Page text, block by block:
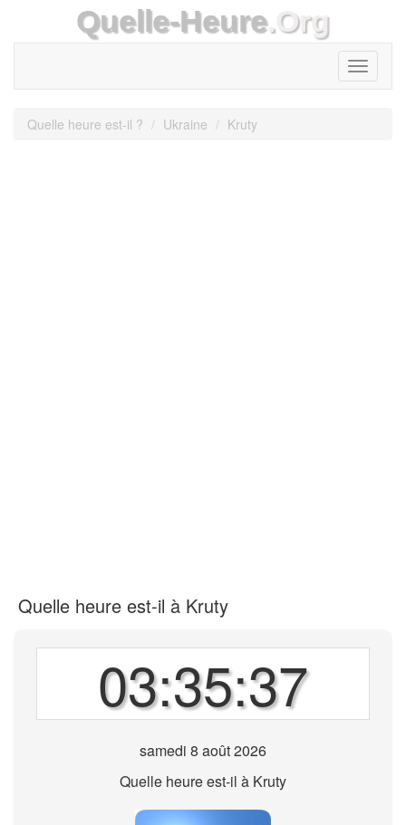
Quelle-Heure.Org
Toggle
Quelle heure est-il ? Ukraine Kruty
Quelle heure est-il à Kruty
03:35:37
samedi 8 août 2026
Quelle heure est-il à Kruty